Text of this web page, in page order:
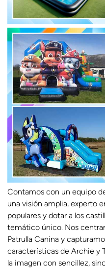
Contamos con un equipo
una visión amplia, experto
populares y dotar a los
temático único. Nos
Patrulla Canina y
características de Archie y
la imagen con sencillez,